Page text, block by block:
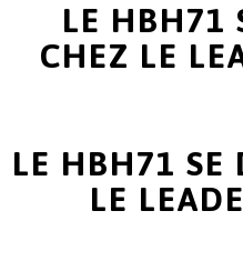
LE HBH71
CHEZ LE
LE HBH71 SE
LE